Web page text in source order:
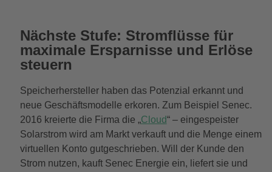
Nächste Stufe: Stromflüsse für
maximale Ersparnisse und Erlöse
steuern
Speicherhersteller haben das Potenzial erkannt und
neue Geschäftsmodelle erkoren. Zum Beispiel Senec.
2016 kreierte die Firma die „Cloud“ – eingespeister
Solarstrom wird am Markt verkauft und die Menge einem
virtuellen Konto gutgeschrieben. Will der Kunde den
Strom nutzen, kauft Senec Energie ein, liefert sie und